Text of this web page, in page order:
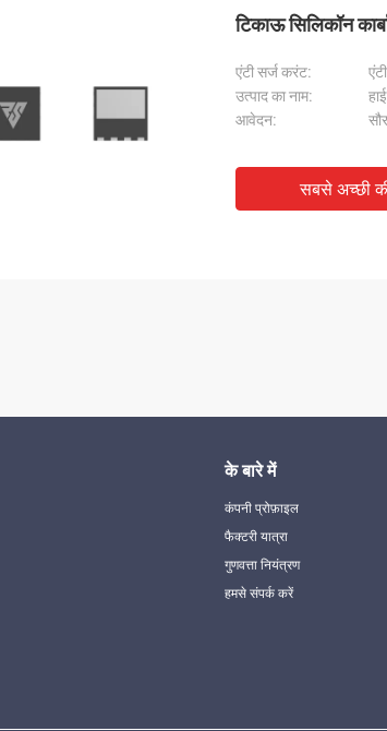
टिकाऊ सिलिकॉन
एंटी सर्ज करंट:
उत्पाद का नाम:
आवेदन:
सबसे अच्छी
के बारे में
कंपनी प्रोफ़ाइल
फैक्टरी यात्रा
गुणवत्ता नियंत्रण
हमसे संपर्क करें